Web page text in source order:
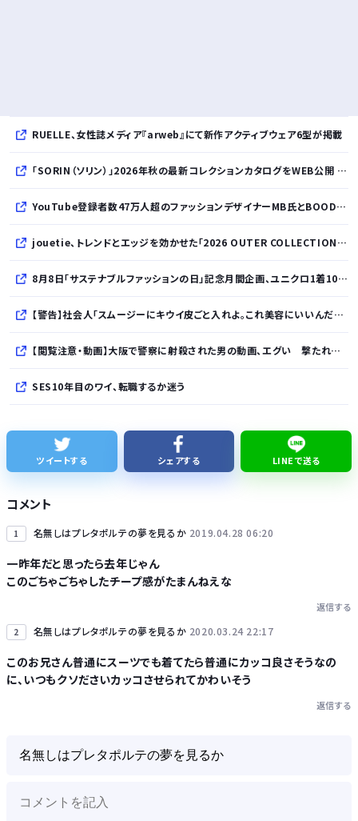
RUELLE、女性誌メディア『arweb』にて新作アクティブウェア6型が掲載
「SORIN（ソリン）」2026年秋の最新コレクションカタログをWEB公開 「Paradox in Neutral」をテーマに秩序と反逆が共存する世界観を表現
YouTube登録者数47万人超のファッションデザイナーMB氏とBOODYがコラボレーション。極上の着心地を追求した別注Tシャツが8月12日発売開始
jouetie、トレンドとエッジを効かせた「2026 OUTER COLLECTION」を公開
8月8日「サステナブルファッションの日」記念月間企画、ユニクロ1着100円買取保証とXプレゼントキャンペーンを実施
【警告】社会人「スムージーにキウイ皮ごと入れよ。これ美容にいいんだよね〜」→ 結果…
【閲覧注意・動画】大阪で警察に射殺された男の動画、エグい 撃たれてから叫びながら苦しみもがいて死ぬ
SES10年目のワイ、転職するか迷う
【熊本地震】発生後に居酒屋店内から温泉が吹き出す ← これ前触れじゃね？
鈴木奈々「垂れてたバストが上がった！」下着姿を公開！！！
Powered by livedoor 相互RSS
ツイートする シェアする LINEで送る
コメント
1 名無しはプレタポルテの夢を見るか 2019.04.28 06:20
一昨年だと思ったら去年じゃん
このごちゃごちゃしたチープ感がたまんねえな
返信する
2 名無しはプレタポルテの夢を見るか 2020.03.24 22:17
このお兄さん普通にスーツでも着てたら普通にカッコ良さそうなの
に、いつもクソださいカッコさせられてかわいそう
返信する